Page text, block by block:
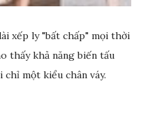
xếp ly "bất chấp" mọi thời
thấy khả năng biến tấu
chỉ một kiểu chân váy.